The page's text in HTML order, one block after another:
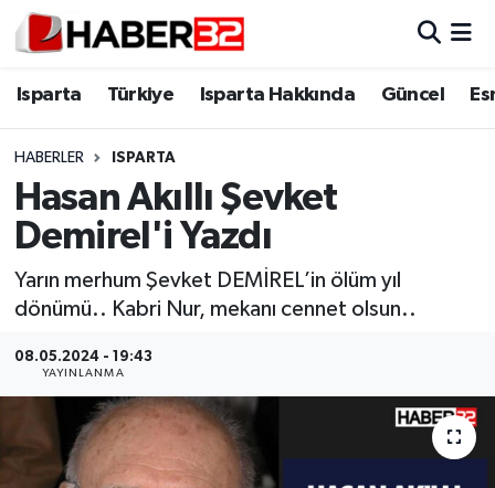
Isparta Türkiye Isparta Hakkında Güncel
HABERLER ISPARTA
Hasan Akıllı Şevket
Demirel'i Yazdı
Yarın merhum Şevket DEMİREL’in ölüm yıl
dönümü.. Kabri Nur, mekanı cennet olsun..
08.05.2024 - 19:43
YAYINLANMA
Isparta
Esnaf Diyor ki;
ASAYİŞ
BİLİM VE TEKNOLOJİ
EĞİTİM
GENEL
Güncel
Isparta Nöbetçi Eczaneler
Isparta Trafik Yoğunluk Haritası
Süper Lig Puan Durumu ve Fikstür
Tüm Manşetler
Son Dakika Haberleri
Haber Arşivi